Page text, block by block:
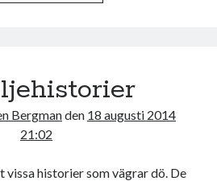
Bergmanden 18 augusti 2014
21:02
vissa historier som vägrar dö. De